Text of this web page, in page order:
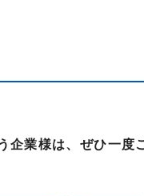
企業様は、ぜひ一度